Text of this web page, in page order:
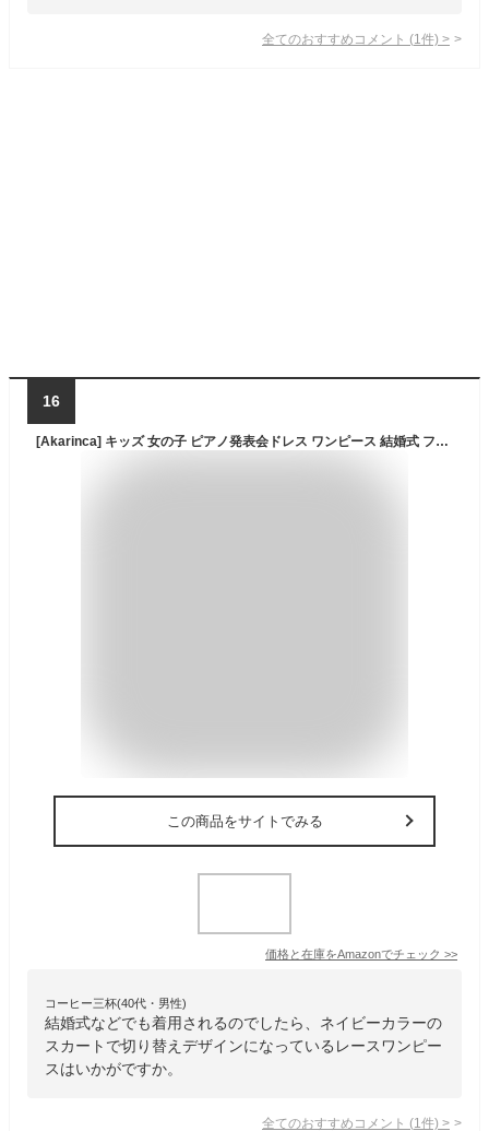
全てのおすすめコメント (1 件) >
16
[Akarinca] キッズ 女の子 ピアノ発表会ドレス ワンピース 結婚式 フォーマル 紺レース ネイビー リボン 子供 エレガント 冠婚葬祭 衣装 (JP, 身長, 150, ネイビー)
この商品をサイトでみる
価格と在庫をAmazonでチェック >>
コーヒー三杯(40代・男性)
結婚式などでも着用されるのでしたら、ネイビーカラーの
スカートで切り替えデザインになっているレースワンピー
スはいかがですか。
全てのおすすめコメント (1 件) >